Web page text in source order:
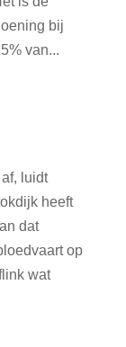
bij
van...
luidt
heeft
dat
op
wat